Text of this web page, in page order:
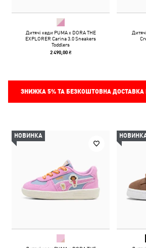
Дитячі кеди PUMA x DORA THE
EXPLORER Carina 3.0 Sneakers
Toddlers
2 490,00 ₴
ЗНИЖКА 5%ТА БЕЗКОШТОВНА ДОСТАВКА
НОВИНКА